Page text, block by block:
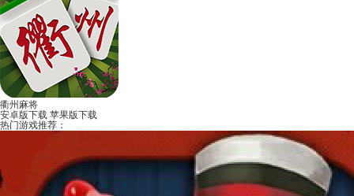
衢州麻将
安卓版下载 苹果版下载
热门游戏推荐：